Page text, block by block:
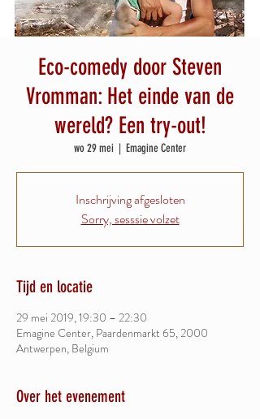
Eco-comedy door Steven
Vromman: Het einde van de
wereld? Een try-out!
wo 29 mei
  |
Emagine Center
Inschrijving afgesloten
Sorry, sesssie volzet
Tijd en locatie
29 mei 2019, 19:30 – 22:30
Emagine Center, Paardenmarkt 65, 2000
Antwerpen, Belgium
Over het evenement